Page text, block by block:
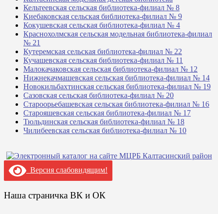
Кельтеевская сельская библиотека-филиал № 8
Киебаковская сельская библиотека-филиал № 9
Кокушевская сельская библиотека-филиал № 4
Краснохолмская сельская модельная библиотека-филиал
№ 21
Кутеремская сельская библиотека-филиал № 22
Кучашевская сельская библиотека-филиал № 11
Малокачаковская сельская библиотека-филиал № 12
Нижнекачмашевская сельская библиотека-филиал № 14
Новокильбахтинская сельская библиотека-филиал № 19
Сазовская сельская библиотека-филиал № 20
Староорьебашевская сельская библиотека-филиал № 16
Старояшевская сельская библиотека-филиал № 17
Тюльдинская сельская библиотека-филиал № 18
Чилибеевская сельская библиотека-филиал № 10
Версия слабовидящим!
Наша страничка ВК и ОК